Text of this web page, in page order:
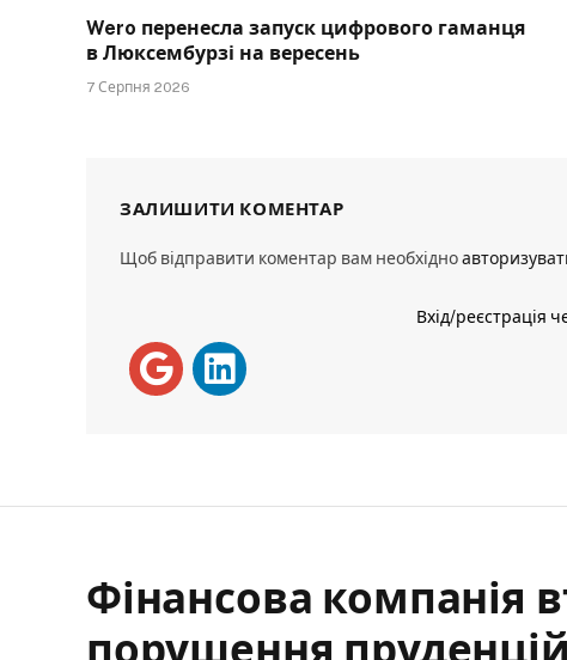
Wero перенесла запуск цифрового гаманця
в Люксембурзі на вересень
7 Серпня 2026
ЗАЛИШИТИ КОМЕНТАР
Щоб відправити коментар вам необхідно
Вхід/реєстрація
Фінансова компанія
порушення